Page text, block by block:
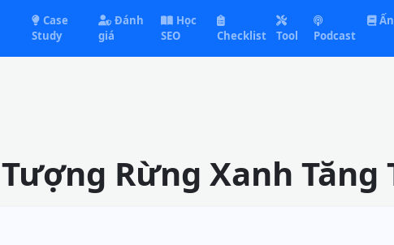
Case
Study
Đánh
giá
Học
SEO
Checklist Tool Podcast
Rừng Xanh